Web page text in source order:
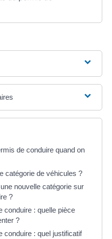
de conduire quand on
catégorie de véhicules ?
nouvelle catégorie sur
?
conduire : quelle pièce
?
conduire : quel justificatif